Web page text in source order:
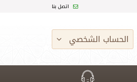
اتصل بنا
الحساب الشخصي